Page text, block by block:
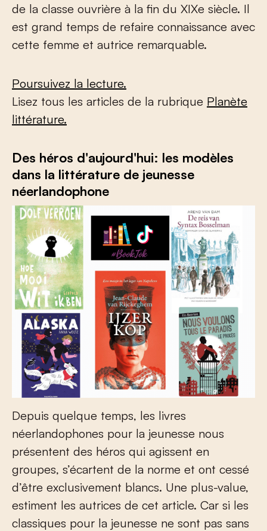
de la classe ouvrière à la fin du XIXe siècle. Il
est grand temps de refaire connaissance avec
cette femme et autrice remarquable.
Poursuivez la lecture.
Lisez tous les articles de la rubrique Planète
littérature.
Des héros d'aujourd'hui: les modèles
dans la littérature de jeunesse
néerlandophone
Depuis quelque temps, les livres
néerlandophones pour la jeunesse nous
présentent des héros qui agissent en
groupes, s’écartent de la norme et ont cessé
d’être exclusivement blancs. Une plus-value,
estiment les autrices de cet article. Car si les
classiques pour la jeunesse ne sont pas sans